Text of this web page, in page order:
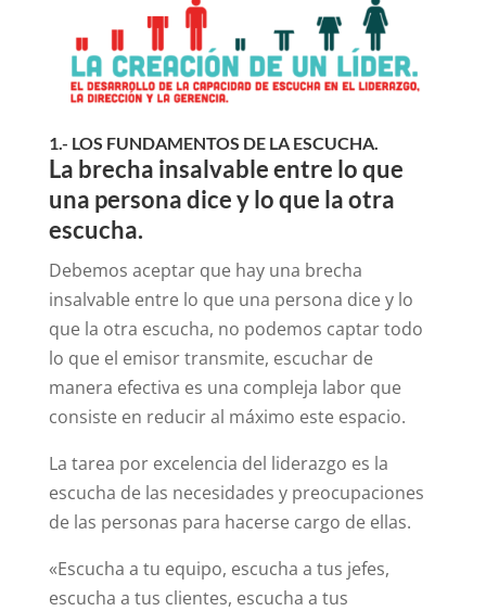
1.- LOS FUNDAMENTOS DE LA ESCUCHA.
La brecha insalvable entre lo que
una persona dice y lo que la otra
escucha.
Debemos aceptar que hay una brecha
insalvable entre lo que una persona dice y lo
que la otra escucha, no podemos captar todo
lo que el emisor transmite, escuchar de
manera efectiva es una compleja labor que
consiste en reducir al máximo este espacio.
La tarea por excelencia del liderazgo es la
escucha de las necesidades y preocupaciones
de las personas para hacerse cargo de ellas.
«Escucha a tu equipo, escucha a tus jefes,
escucha a tus clientes, escucha a tus